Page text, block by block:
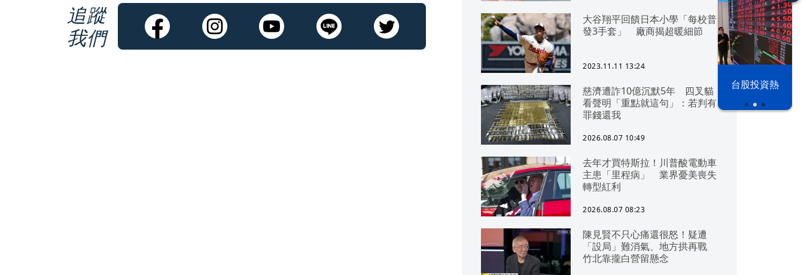
漢光42演習 台股投資熱
追蹤
我們
大谷翔平回饋日本小學「每校普
發3手套」 廠商揭超暖細節
2023.11.11 13:24
慈濟遭詐10億沉默5年 四叉貓
看聲明「重點就這句」：若判有
罪錢還我
2026.08.07 10:49
去年才買特斯拉！川普酸電動車
主患「里程病」 業界憂美喪失
轉型紅利
2026.08.07 08:23
陳見賢不只心痛還很怒！疑遭
「設局」難消氣、地方拱再戰
竹北靠攏白營留懸念